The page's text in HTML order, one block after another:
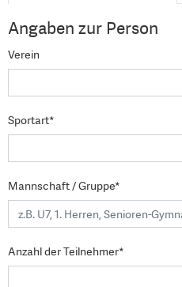
Angaben zur Person
Verein
Sportart*
Mannschaft / Gruppe*
Anzahl der Teilnehmer*